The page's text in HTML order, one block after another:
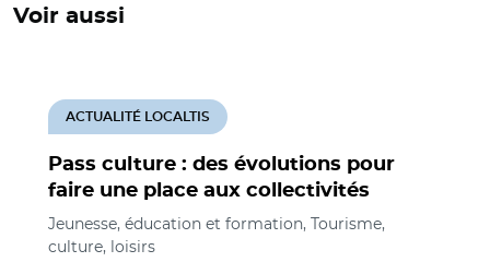
Voir aussi
Pass culture : des évolutions pour
faire une place aux collectivités
ACTUALITÉ LOCALTIS
Jeunesse, éducation et formation, Tourisme,
culture, loisirs